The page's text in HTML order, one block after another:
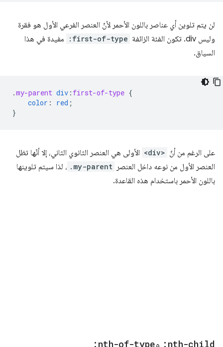
لن يتم تلوين أي عناصر باللون الأحمر لأنّ العنصر الفرعي الأول هو فقرة
وليس div. تكون الفئة الزائفة
:first-of-type
مفيدة في هذا
السياق.
.my-parent div : first-of-type {
color : red ;
}
على الرغم من أنّ <div> الأولى هي العنصر الثانوي الثاني، إلا أنّها تظل
العنصر الأول من نوعه داخل العنصر .my-parent ، لذا سيتم تلوينها
باللون الأحمر باستخدام هذه القاعدة.
:nth-child و:nth-of-type